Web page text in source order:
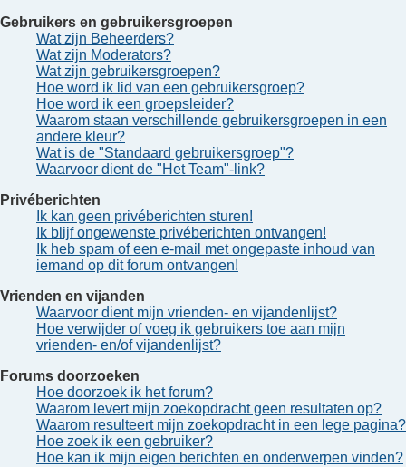
Gebruikers en gebruikersgroepen
Wat zijn Beheerders?
Wat zijn Moderators?
Wat zijn gebruikersgroepen?
Hoe word ik lid van een gebruikersgroep?
Hoe word ik een groepsleider?
Waarom staan verschillende gebruikersgroepen in een
andere kleur?
Wat is de "Standaard gebruikersgroep"?
Waarvoor dient de "Het Team"-link?
Privéberichten
Ik kan geen privéberichten sturen!
Ik blijf ongewenste privéberichten ontvangen!
Ik heb spam of een e-mail met ongepaste inhoud van
iemand op dit forum ontvangen!
Vrienden en vijanden
Waarvoor dient mijn vrienden- en vijandenlijst?
Hoe verwijder of voeg ik gebruikers toe aan mijn
vrienden- en/of vijandenlijst?
Forums doorzoeken
Hoe doorzoek ik het forum?
Waarom levert mijn zoekopdracht geen resultaten op?
Waarom resulteert mijn zoekopdracht in een lege pagina?
Hoe zoek ik een gebruiker?
Hoe kan ik mijn eigen berichten en onderwerpen vinden?